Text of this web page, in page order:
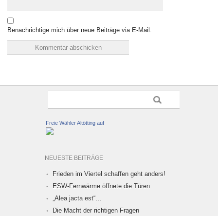
Benachrichtige mich über neue Beiträge via E-Mail.
Freie Wähler Altötting auf
NEUESTE BEITRÄGE
Frieden im Viertel schaffen geht anders!
ESW-Fernwärme öffnete die Türen
„Alea jacta est“…
Die Macht der richtigen Fragen